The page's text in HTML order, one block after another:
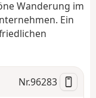
t
i
Wanderung im
Ein
Nr.96283